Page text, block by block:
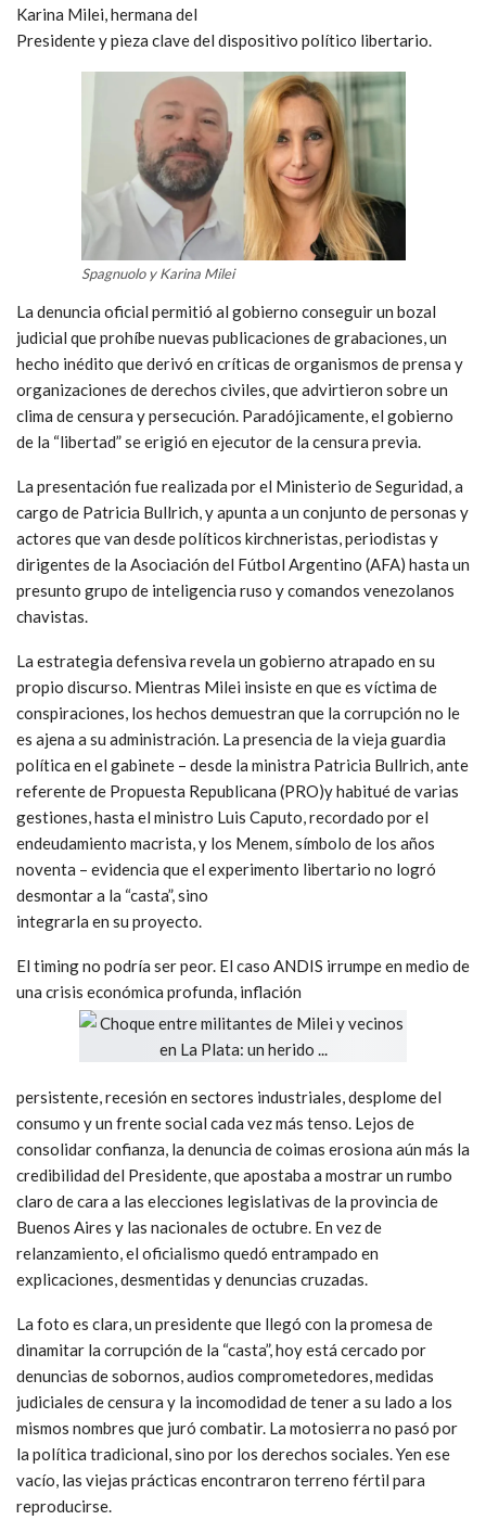
Karina Milei, hermana del
Presidente y pieza clave del dispositivo político libertario.
Spagnuolo y Karina Milei
La denuncia oficial permitió al gobierno conseguir un bozal
judicial que prohíbe nuevas publicaciones de grabaciones, un
hecho inédito que derivó en críticas de organismos de prensa y
organizaciones de derechos civiles, que advirtieron sobre un
clima de censura y persecución. Paradójicamente, el gobierno
de la “libertad” se erigió en ejecutor de la censura previa.
La presentación fue realizada por el Ministerio de Seguridad, a
cargo de Patricia Bullrich, y apunta a un conjunto de personas y
actores que van desde políticos kirchneristas, periodistas y
dirigentes de la Asociación del Fútbol Argentino (AFA) hasta un
presunto grupo de inteligencia ruso y comandos venezolanos
chavistas.
La estrategia defensiva revela un gobierno atrapado en su
propio discurso. Mientras Milei insiste en que es víctima de
conspiraciones, los hechos demuestran que la corrupción no le
es ajena a su administración. La presencia de la vieja guardia
política en el gabinete – desde la ministra Patricia Bullrich, ante
referente de Propuesta Republicana (PRO)y habitué de varias
gestiones, hasta el ministro Luis Caputo, recordado por el
endeudamiento macrista, y los Menem, símbolo de los años
noventa – evidencia que el experimento libertario no logró
desmontar a la “casta”, sino
integrarla en su proyecto.
El timing no podría ser peor. El caso ANDIS irrumpe en medio de
una crisis económica profunda, inflación
persistente, recesión en sectores industriales, desplome del
consumo y un frente social cada vez más tenso. Lejos de
consolidar confianza, la denuncia de coimas erosiona aún más la
credibilidad del Presidente, que apostaba a mostrar un rumbo
claro de cara a las elecciones legislativas de la provincia de
Buenos Aires y las nacionales de octubre. En vez de
relanzamiento, el oficialismo quedó entrampado en
explicaciones, desmentidas y denuncias cruzadas.
La foto es clara, un presidente que llegó con la promesa de
dinamitar la corrupción de la “casta”, hoy está cercado por
denuncias de sobornos, audios comprometedores, medidas
judiciales de censura y la incomodidad de tener a su lado a los
mismos nombres que juró combatir. La motosierra no pasó por
la política tradicional, sino por los derechos sociales. Yen ese
vacío, las viejas prácticas encontraron terreno fértil para
reproducirse.